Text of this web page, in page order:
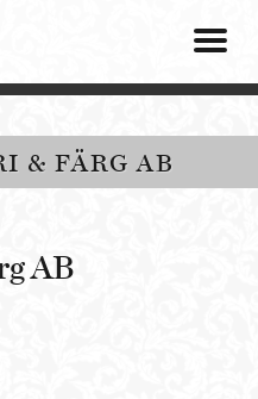
& FÄRG AB
AB
OM
VÅRA
HITTA